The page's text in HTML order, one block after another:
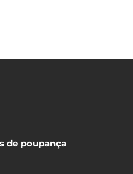
de poupança